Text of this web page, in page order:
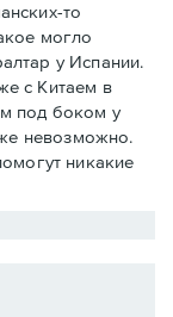
то
могло
у Испании.
с Китаем в
под боком у
невозможно.
никакие